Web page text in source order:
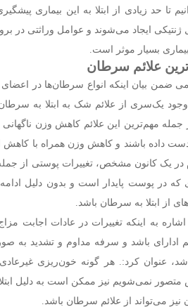
تا حد زیادی از ابتلا به این بیماری
ژنتیکی ایجاد می‌شوند و عوامل وراثتی در
بیماری بسیار موثر است.
علائم سرطان
ضمن بیان اینکه انواع سرطان‌ها در
وجود یک‌سری از علائم شک به ابتلا به
جمله مهم‌ترین این علائم کاهش وزن
دست داده باشند و کاهش وزن همراه با
در یک کانون مشخص، تغییرات پوستی از
که در پوست پایدار است و بدون دلیل
از ابتلا به سرطان باشد.
اشاره به اینکه تغییرات در عادات اجابت
ادارای باشد و سرفه مداوم و تشدید به
عنوان کرد:. هر گونه خون‌ریزی
متصور نمی‌شویم نیز ممکن است به دلیل
نیز می‌تواند از علائم سرطان باشد.